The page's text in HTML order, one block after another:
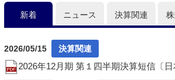
新着 ニュース 決算関連
2026/05/15
2026年12月期 第１四半期決算短信〔